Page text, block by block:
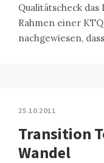
Qualitätscheck
Rahmen einer
nachgewiesen,
25.10.2011
Transition
Wandel